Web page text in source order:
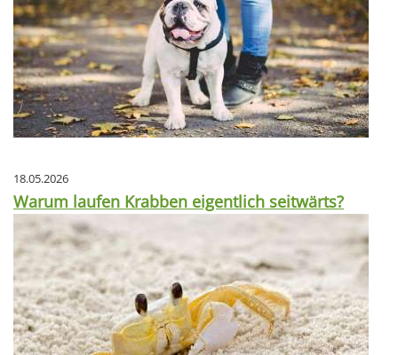
18.05.2026
Warum laufen Krabben eigentlich seitwärts?